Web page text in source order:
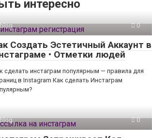
интересно
blog 0
Создать Эстетичный Аккаунт в
• Отметки людей
сделать инстаграм популярным — правила для
в Instagram Как сделать Инстаграм
blog 0